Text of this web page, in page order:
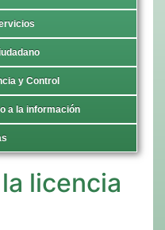
y Control
a la información
licencia